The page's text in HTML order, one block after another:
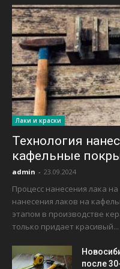
Лаки и краски
Технология
кафельные
admin - 23.09.2024
Процесс нанесения лака
нанесения лаков на
этапом в производстве
только придает красивый...
после